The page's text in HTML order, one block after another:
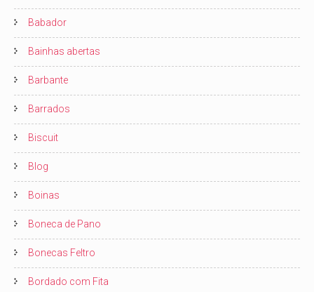
Babador
Bainhas abertas
Barbante
Barrados
Biscuit
Blog
Boinas
Boneca de Pano
Bonecas Feltro
Bordado com Fita